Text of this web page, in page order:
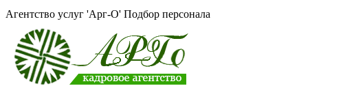
Агентство услуг 'Арг-О' Подбор персонала